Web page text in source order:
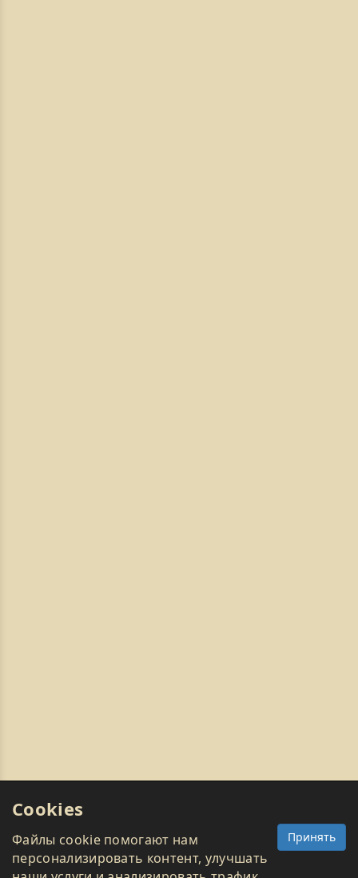
Cookies
Принять
Файлы cookie помогают нам
персонализировать контент, улучшать